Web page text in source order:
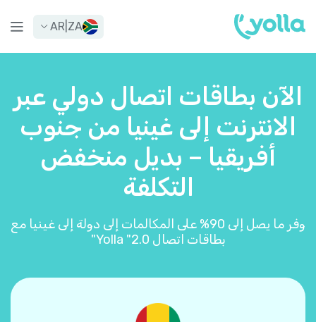
ZA
AR
الآن بطاقات اتصال دولي عبر
الانترنت إلى غينيا من جنوب
أفريقيا – بديل منخفض
التكلفة
وفر ما يصل إلى 90% على المكالمات إلى دولة إلى غينيا مع
بطاقات اتصال Yolla "2.0"